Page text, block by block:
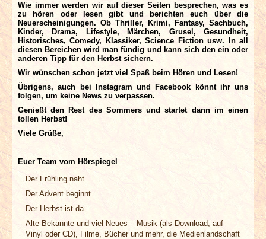
Wie immer werden wir auf dieser Seiten besprechen, was es
zu hören oder lesen gibt und berichten euch über die
Neuerscheinigungen. Ob Thriller, Krimi, Fantasy, Sachbuch,
Kinder, Drama, Lifestyle, Märchen, Grusel, Gesundheit,
Historisches, Comedy, Klassiker, Science Fiction usw. In all
diesen Bereichen wird man fündig und kann sich den ein oder
anderen Tipp für den Herbst sichern.
Wir wünschen schon jetzt viel Spaß beim Hören und Lesen!
Übrigens, auch bei Instagram und Facebook könnt ihr uns
folgen, um keine News zu verpassen.
Genießt den Rest des Sommers und startet dann im einen
tollen Herbst!
Viele Grüße,
Euer Team vom Hörspiegel
Der Frühling naht...
Der Advent beginnt...
Der Herbst ist da...
Alte Bekannte und viel Neues – Musik (als Download, auf
Vinyl oder CD), Filme, Bücher und mehr, die Medienlandschaft